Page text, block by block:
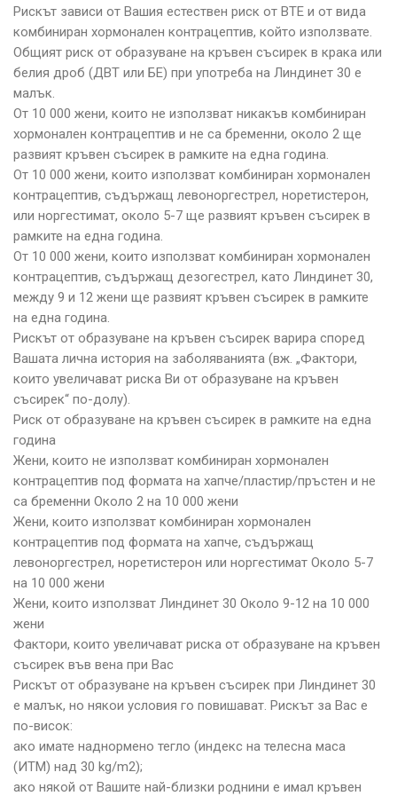
Рискът зависи от Вашия естествен риск от ВТЕ и от вида
комбиниран хормонален контрацептив, който използвате.
Общият риск от образуване на кръвен съсирек в крака или
белия дроб (ДВТ или БЕ) при употреба на Линдинет 30 е
малък.
От 10 000 жени, които не използват никакъв комбиниран
хормонален контрацептив и не са бременни, около 2 ще
развият кръвен съсирек в рамките на една година.
От 10 000 жени, които използват комбиниран хормонален
контрацептив, съдържащ левоноргестрел, норетистерон,
или норгестимат, около 5-7 ще развият кръвен съсирек в
рамките на една година.
От 10 000 жени, които използват комбиниран хормонален
контрацептив, съдържащ дезогестрел, като Линдинет 30,
между 9 и 12 жени ще развият кръвен съсирек в рамките
на една година.
Рискът от образуване на кръвен съсирек варира според
Вашата лична история на заболяванията (вж. „Фактори,
които увеличават риска Ви от образуване на кръвен
съсирек“ по-долу).
Риск от образуване на кръвен съсирек в рамките на една
година
Жени, които не използват комбиниран хормонален
контрацептив под формата на хапче/пластир/пръстен и не
са бременни Около 2 на 10 000 жени
Жени, които използват комбиниран хормонален
контрацептив под формата на хапче, съдържащ
левоноргестрел, норетистерон или норгестимат Около 5-7
на 10 000 жени
Жени, които използват Линдинет 30 Около 9-12 на 10 000
жени
Фактори, които увеличават риска от образуване на кръвен
съсирек във вена при Вас
Рискът от образуване на кръвен съсирек при Линдинет 30
е малък, но някои условия го повишават. Рискът за Вас е
по-висок:
ако имате наднормено тегло (индекс на телесна маса
(ИТМ) над 30 kg/m2);
ако някой от Вашите най-близки роднини е имал кръвен